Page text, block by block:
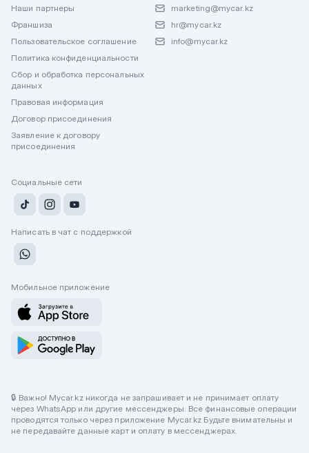
Наши партнеры
Франшиза
Пользовательское соглашение
Политика конфиденциальности
Сбор и обработка персональных
данных
Правовая информация
Договор присоединения
Заявление к договору
присоединения
marketing@mycar.kz
hr@mycar.kz
info@mycar.kz
Социальные сети
Написать в чат с поддержкой
Мобильное приложение
🔒 Важно! Mycar.kz никогда не запрашивает и не принимает оплату
через WhatsApp или другие мессенджеры. Все финансовые операции
проводятся только через приложение Mycar.kz Будьте внимательны и
не передавайте данные карт и оплату в мессенджерах.